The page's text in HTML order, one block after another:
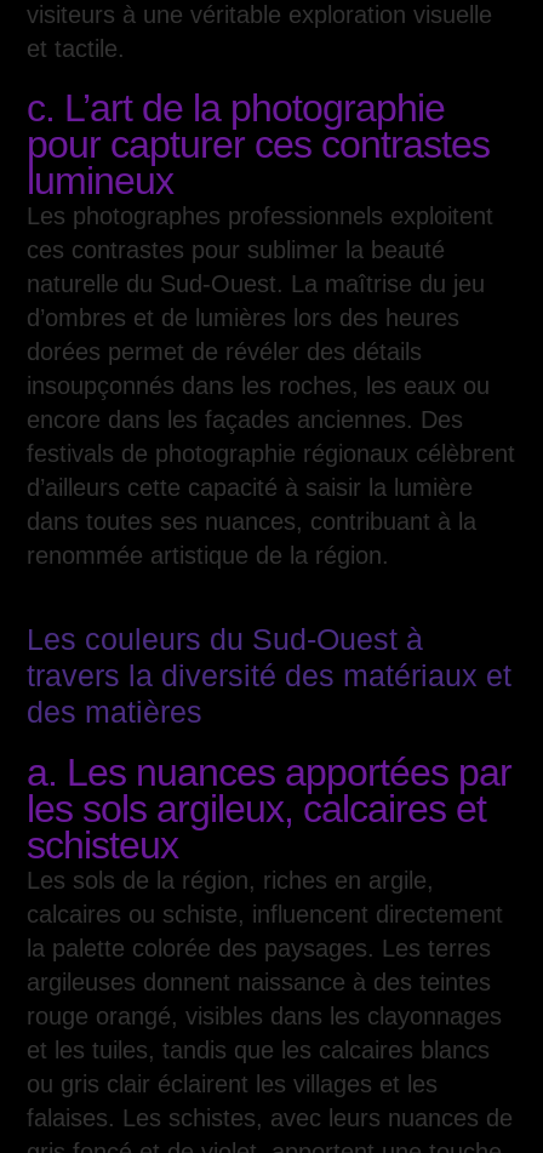
visiteurs à une véritable exploration visuelle
et tactile.
c. L’art de la photographie
pour capturer ces contrastes
lumineux
Les photographes professionnels exploitent
ces contrastes pour sublimer la beauté
naturelle du Sud-Ouest. La maîtrise du jeu
d’ombres et de lumières lors des heures
dorées permet de révéler des détails
insoupçonnés dans les roches, les eaux ou
encore dans les façades anciennes. Des
festivals de photographie régionaux célèbrent
d’ailleurs cette capacité à saisir la lumière
dans toutes ses nuances, contribuant à la
renommée artistique de la région.
Les couleurs du Sud-Ouest à
travers la diversité des matériaux et
des matières
a. Les nuances apportées par
les sols argileux, calcaires et
schisteux
Les sols de la région, riches en argile,
calcaires ou schiste, influencent directement
la palette colorée des paysages. Les terres
argileuses donnent naissance à des teintes
rouge orangé, visibles dans les clayonnages
et les tuiles, tandis que les calcaires blancs
ou gris clair éclairent les villages et les
falaises. Les schistes, avec leurs nuances de